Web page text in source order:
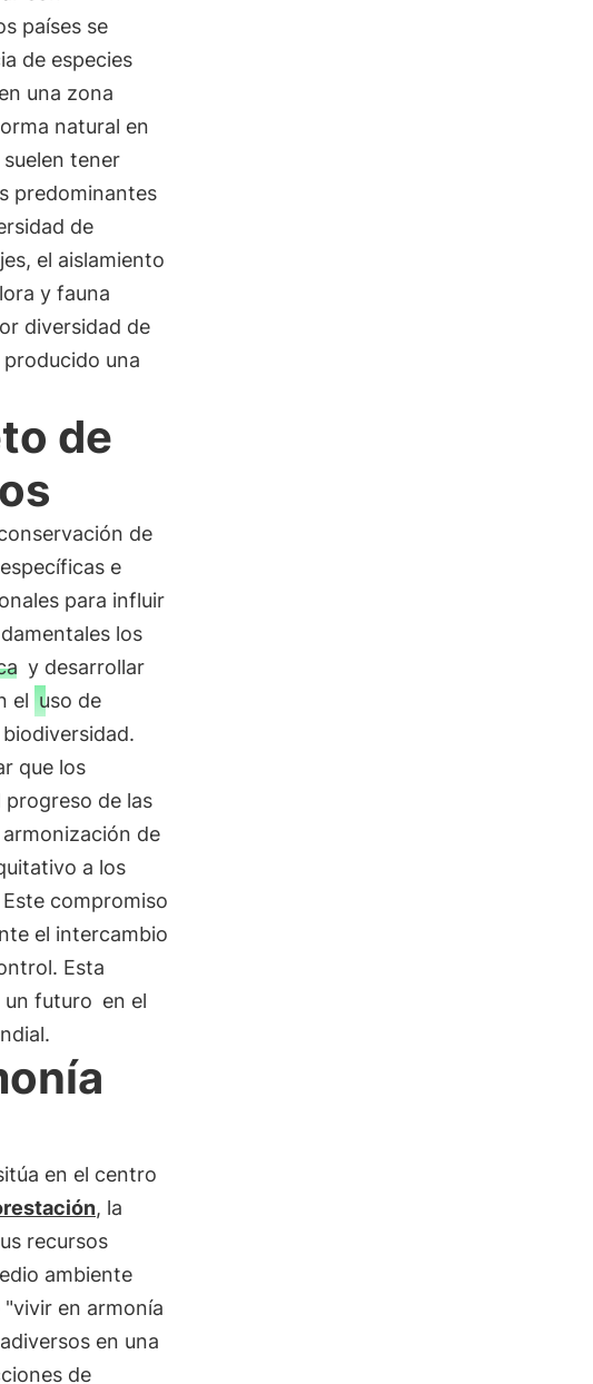
países se
de especies
una zona
natural en
tener
predominantes
de
el aislamiento
y fauna
diversidad de
una
de
de
e
para influir
los
y desarrollar
el uso de
que los
de las
de
a los
compromiso
el intercambio
Esta
un futuro en el
en el centro
, la
recursos
ambiente
en armonía
en una
de